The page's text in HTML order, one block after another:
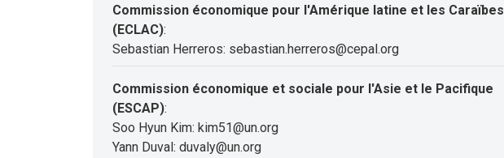
Commission économique pour l'Amérique latine et les Caraïbes
(ECLAC):
Sebastian Herreros: sebastian.herreros@cepal.org
Commission économique et sociale pour l'Asie et le Pacifique
(ESCAP):
Soo Hyun Kim: kim51@un.org
Yann Duval: duvaly@un.org